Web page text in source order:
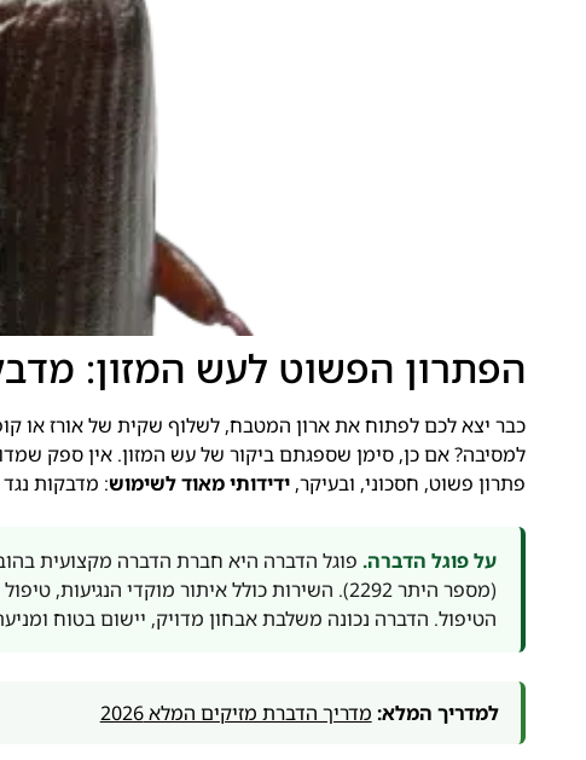
הפתרון הפשוט לעש המזון:
כבר יצא לכם לפתוח את ארון המטבח, לשלוף שקית של אורז או
למסיבה? אם כן, סימן שספגתם ביקור של עש המזון. אין ספק
פתרון פשוט, חסכוני, ובעיקר,ידידותי מאוד לשימוש: מדבקות
על פוגל הדברה. פוגל הדברה היא חברת הדברה מקצועית
(מספר היתר 2292). השירות כולל איתור מוקדי
הטיפול. הדברה נכונה משלבת אבחון מדויק, יישום בטוח
למדריך המלא: מדריך הדברת מזיקים המלא 2026